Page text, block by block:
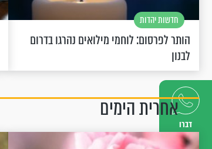
דברו
איתנו
חדשות יהדות
הותר לפרסום: לוחמי מילואים נהרגו בדרום
לבנון
אחרית הימים